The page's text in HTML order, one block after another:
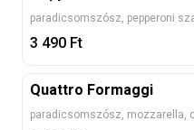
3 490 Ft
Quattro Formaggi